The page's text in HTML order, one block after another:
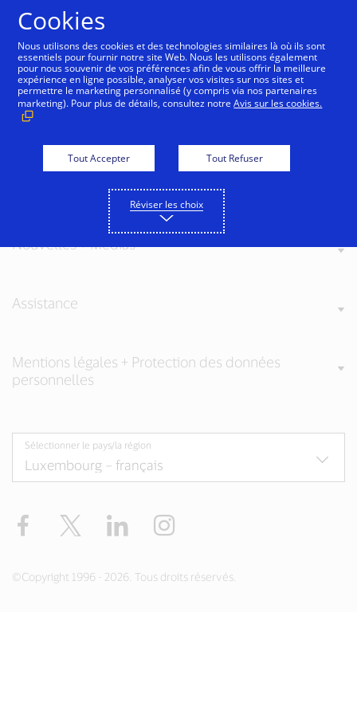
A propos de Visa
Nouvelles + Médias
Assistance
Mentions légales + Protection des données
personnelles
Sélectionner le pays/la région
Facebook Twitter LinkedIn
©Copyright 1996 - 2026. Tous droits réservés.
Cookies
Nous utilisons des cookies et des technologies similaires là où ils sont
essentiels pour fournir notre site Web. Nous les utilisons également
pour nous souvenir de vos préférences afin de vous offrir la meilleure
expérience en ligne possible, analyser vos visites sur nos sites et
permettre le marketing personnalisé (y compris via nos partenaires
marketing). Pour plus de détails, consultez notreAvis sur les cookies.
Tout Accepter Tout Refuser
Réviser les choix